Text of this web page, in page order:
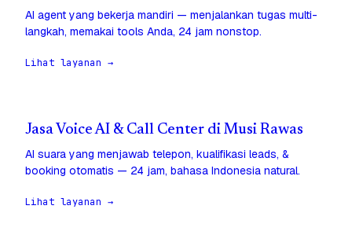
AI agent yang bekerja mandiri — menjalankan tugas multi-
langkah, memakai tools Anda, 24 jam nonstop.
Lihat layanan →
Jasa Voice AI & Call Center di Musi Rawas
AI suara yang menjawab telepon, kualifikasi leads, &
booking otomatis — 24 jam, bahasa Indonesia natural.
Lihat layanan →